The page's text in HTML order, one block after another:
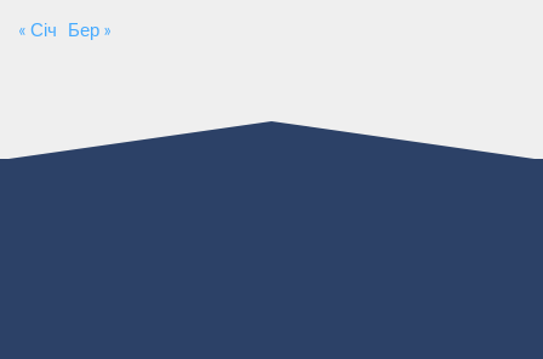
« Січ Бер »